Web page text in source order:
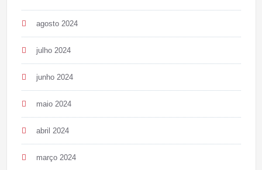
agosto 2024
julho 2024
junho 2024
maio 2024
abril 2024
março 2024